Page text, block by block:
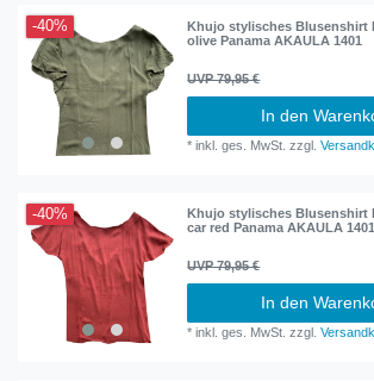
-40%
Khujo stylisches Blusenshirt
olive Panama AKAULA 1401
UVP 79,95 €
In den
*inkl. ges. MwSt. zzgl.
-40%
Khujo stylisches Blusenshirt
car red Panama AKAULA 1401
UVP 79,95 €
In den
*inkl. ges. MwSt. zzgl.